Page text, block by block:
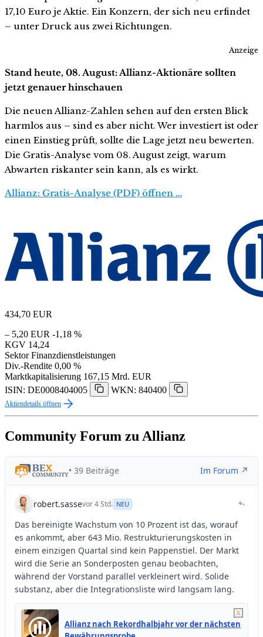
17,10 Euro je Aktie. Ein Konzern, der sich neu erfindet
– unter Druck aus zwei Richtungen.
Anzeige
Stand heute, 08. August: Allianz-Aktionäre sollten
jetzt genauer hinschauen
Die neuen Allianz-Zahlen sehen auf den ersten Blick
harmlos aus – sind es aber nicht. Wer investiert ist oder
einen Einstieg prüft, sollte die Lage jetzt neu bewerten.
Die Gratis-Analyse vom 08. August zeigt, warum
Abwarten riskanter sein kann, als es wirkt.
Allianz: Gratis-Analyse (PDF) öffnen …
434,70 EUR
– 5,20 EUR -1,18 %
KGV 14,24
Sektor Finanzdienstleistungen
Div.-Rendite 0,00 %
Marktkapitalisierung 167,15 Mrd. EUR
ISIN: DE0008404005
WKN: 840400
Aktiendetails öffnen
Community Forum zu Allianz